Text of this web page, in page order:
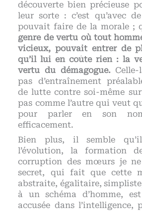
découverte bien précieuse
leur sorte : c’est qu’avec
pouvait faire de la morale ;
genre de vertu où tout
vicieux, pouvait entrer de
qu’il lui en coûte rien : la
vertu du démagogue.Celle-
pas d’entraînement
de lutte contre soi-même
pas comme l’autre qui veut
pour parler en son
efficacement.
Bien plus, il semble
l’évolution, la formation
corruption des mœurs je
secret, qui fait que cette
abstraite, égalitaire,
à un schéma d’homme,
accusée dans l’intelligence,